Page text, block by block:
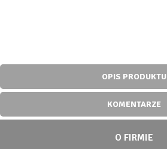
OPIS PRODUKTU
KOMENTARZE
O FIRMIE